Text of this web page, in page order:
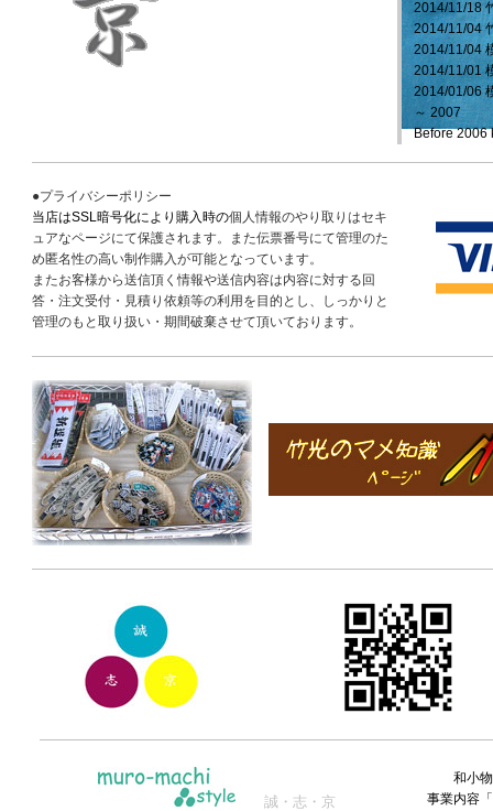
2014/11/18
2014/11/04
2014/11/04
2014/11/01
2014/01/06
～ 2007
Before 2006
●プライバシーポリシー
当店はSSL暗号化により購入時の個人情報のやり取りはセキ
ュアなページにて保護されます。また伝票番号にて管理のた
め匿名性の高い制作購入が可能となっています。
またお客様から送信頂く情報や送信内容は内容に対する回
答・注文受付・見積り依頼等の利用を目的とし、しっかりと
管理のもと取り扱い・期間破棄させて頂いております。
誠・志・京
和小
事業内容「